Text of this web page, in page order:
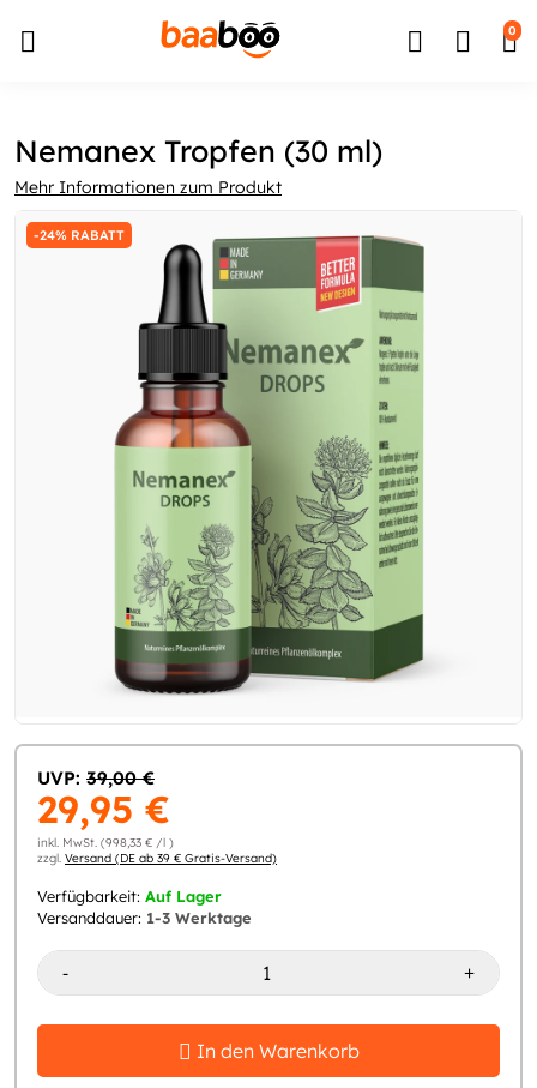
Zum Inhalt springen
Zum Menü springen
Barrierefreiheits-Widget öffnen 0
Nemanex Tropfen (30 ml)
Mehr Informationen zum Produkt
-24% RABATT
UVP: 39,00 €
29,95 €
inkl. MwSt. (998,33 € /l )
zzgl. Versand (DE ab 39 € Gratis-Versand)
Verfügbarkeit: Auf Lager
Versanddauer: 1-3 Werktage
- +
In den Warenkorb